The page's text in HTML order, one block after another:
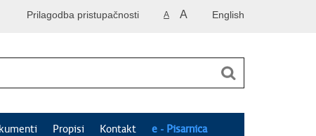
English
A A
Prilagodba pristupačnosti
Propisi Kontakt e - Pisarnica